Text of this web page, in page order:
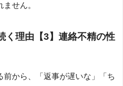
せん。
く理由【3】連絡不精の性
から、「返事が遅いな」「ち